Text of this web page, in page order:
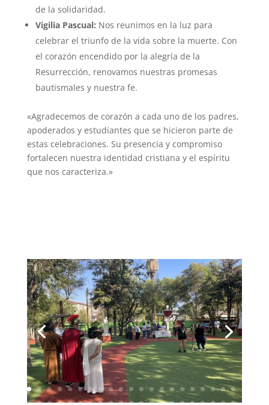
de la solidaridad.
Vigilia Pascual: Nos reunimos en la luz para
celebrar el triunfo de la vida sobre la muerte. Con
el corazón encendido por la alegría de la
Resurrección, renovamos nuestras promesas
bautismales y nuestra fe.
«Agradecemos de corazón a cada uno de los padres,
apoderados y estudiantes que se hicieron parte de
estas celebraciones. Su presencia y compromiso
fortalecen nuestra identidad cristiana y el espíritu
que nos caracteriza.»